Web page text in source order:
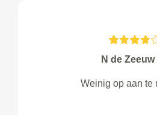
N de
Weinig op aan te